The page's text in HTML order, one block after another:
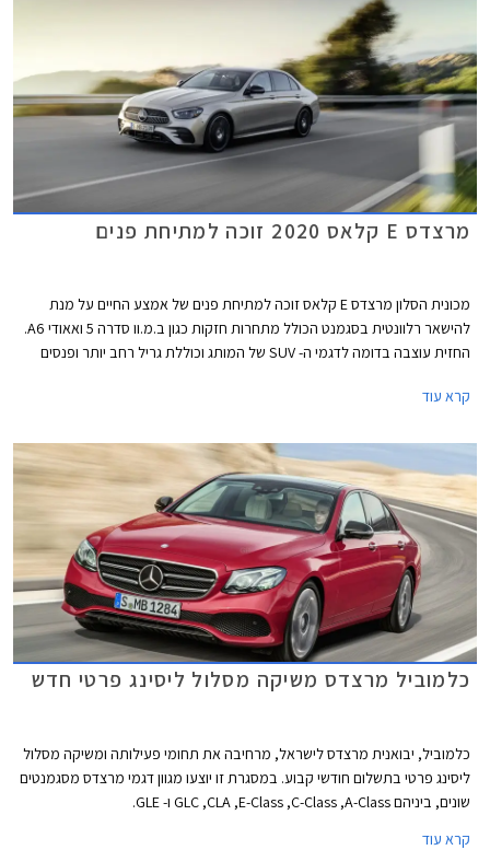
מרצדס E קלאס 2020 זוכה למתיחת פנים
מכונית הסלון מרצדס E קלאס זוכה למתיחת פנים של אמצע החיים על מנת
להישאר רלוונטית בסגמנט הכולל מתחרות חזקות כגון ב.מ.וו סדרה 5 ואאודי A6.
החזית עוצבה בדומה לדגמי ה- SUV של המותג וכוללת גריל רחב יותר ופנסים
כמו כן, הפגושים עוצבו מחדש וחישוקים בעיצובים שונים משלימים את העיצוב
קרא עוד
כלמוביל מרצדס משיקה מסלול ליסינג פרטי חדש
כלמוביל, יבואנית מרצדס לישראל, מרחיבה את תחומי פעילותה ומשיקה מסלול
ליסינג פרטי בתשלום חודשי קבוע. במסגרת זו יוצעו מגוון דגמי מרצדס מסגמנטים
שונים, ביניהם GLC ,CLA ,E-Class ,C-Class ,A-Class ו- GLE.
קרא עוד